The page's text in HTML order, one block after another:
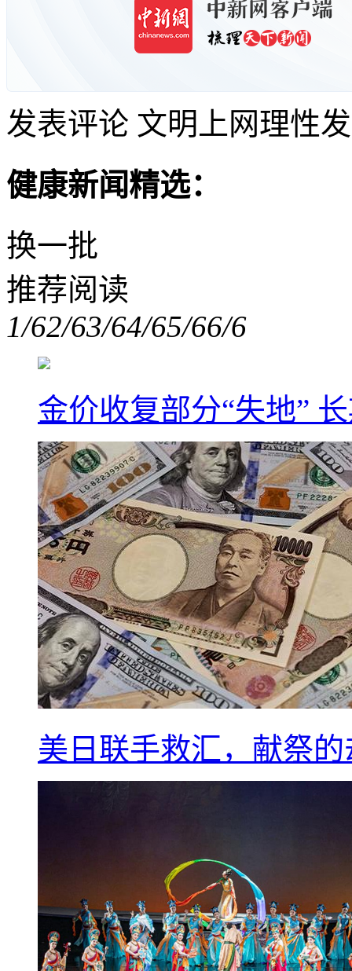
发表评论 文明上网理性
健康新闻精选：
换一批
推荐阅读
1/62/63/64/65/66/6
金价收复部分“失地”
美日联手救汇，献祭